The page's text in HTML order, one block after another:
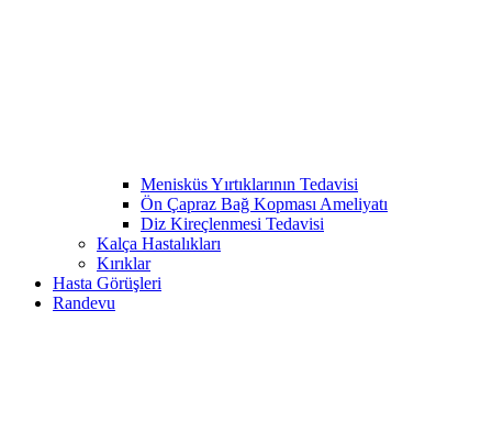
Menisküs Yırtıklarının Tedavisi
Ön Çapraz Bağ Kopması Ameliyatı
Diz Kireçlenmesi Tedavisi
Kalça Hastalıkları
Kırıklar
Hasta Görüşleri
Randevu